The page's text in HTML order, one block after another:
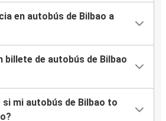
en autobús de Bilbao a
billete de autobús de Bilbao
si mi autobús de Bilbao to